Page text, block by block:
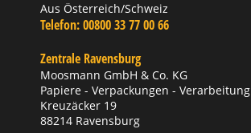
Aus Österreich/Schweiz
Telefon:00800 33 77 00 66
Zentrale Ravensburg
Moosmann GmbH & Co. KG
Papiere - Verpackungen - Verarbeitung
Kreuzäcker 19
88214 Ravensburg